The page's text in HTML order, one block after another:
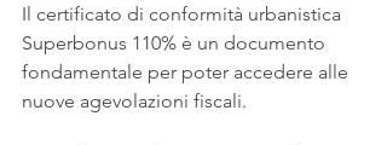
Il certificato di conformità urbanistica
Superbonus 110% è un documento
fondamentale per poter accedere alle
nuove agevolazioni fiscali.